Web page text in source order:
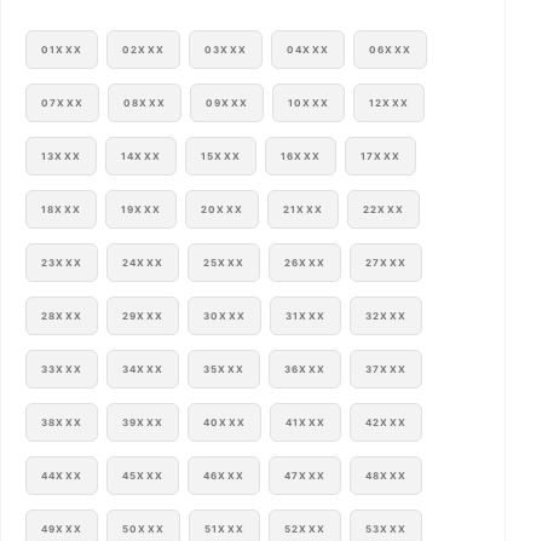
01XXX 02XXX 03XXX 04XXX 06XXX
07XXX 08XXX 09XXX 10XXX 12XXX
13XXX 14XXX 15XXX 16XXX 17XXX
18XXX 19XXX 20XXX 21XXX 22XXX
23XXX 24XXX 25XXX 26XXX 27XXX
28XXX 29XXX 30XXX 31XXX 32XXX
33XXX 34XXX 35XXX 36XXX 37XXX
38XXX 39XXX 40XXX 41XXX 42XXX
44XXX 45XXX 46XXX 47XXX 48XXX
49XXX 50XXX 51XXX 52XXX 53XXX